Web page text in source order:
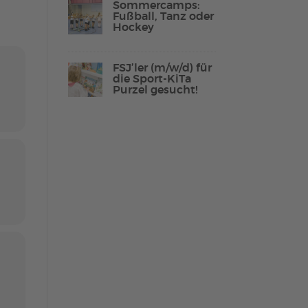
Reha-Sport
Sommercamps:
Fußball, Tanz oder
Hockey
FSJ’ler (m/w/d) für
die Sport-KiTa
Purzel gesucht!